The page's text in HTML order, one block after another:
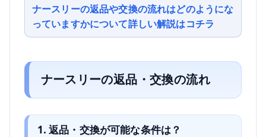
ナースリーの返品や交換の流れはどのようにな
っていますかについて詳しい解説はコチラ
ナースリーの返品・交換の流れ
1. 返品・交換が可能な条件は？